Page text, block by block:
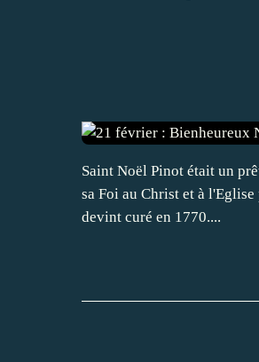
Saint Noël Pinot était un
sa Foi au Christ et à
devint curé en 1770....